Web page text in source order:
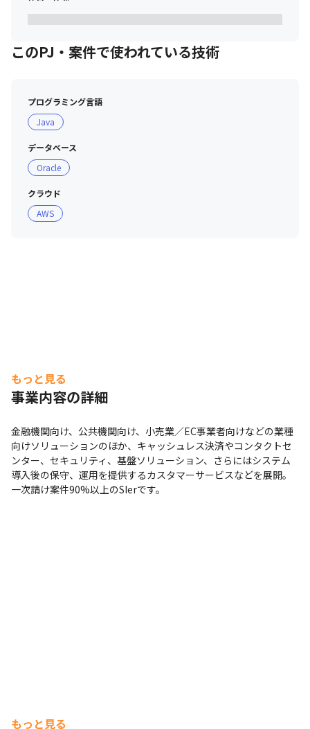
このPJ・案件で使われている技術
プログラミング言語
Java
データベース
Oracle
クラウド
AWS
もっと見る
事業内容の詳細
金融機関向け、公共機関向け、小売業／EC事業者向けなどの業種
向けソリューションのほか、キャッシュレス決済やコンタクトセ
ンター、セキュリティ、基盤ソリューション、さらにはシステム
導入後の保守、運用を提供するカスタマーサービスなどを展開。
一次請け案件90%以上のSIerです。
もっと見る